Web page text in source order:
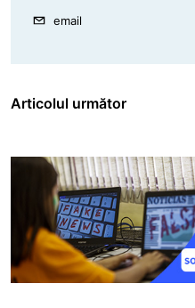
email
Articolul următor